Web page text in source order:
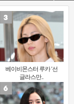
베이비몬스터 루카 ‘선
글라스만..